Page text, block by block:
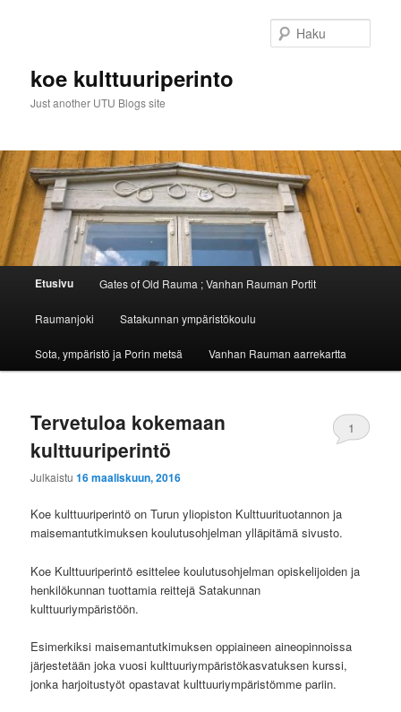
koe kulttuuriperinto
Just another UTU Blogs site
PäävalikkoEtusivu Gates of Old Rauma ; Vanhan Rauman Portit
Raumanjoki Satakunnan ympäristökoulu
Sota, ympäristö ja Porin metsä Vanhan Rauman aarrekartta
Tervetuloa kokemaan
kulttuuriperintö
Julkaistu16 maaliskuun, 2016
1
Koe kulttuuriperintö on Turun yliopiston Kulttuurituotannon ja
maisemantutkimuksen koulutusohjelman ylläpitämä sivusto.
Koe Kulttuuriperintö esittelee koulutusohjelman opiskelijoiden ja
henkilökunnan tuottamia reittejä Satakunnan
kulttuuriympäristöön.
Esimerkiksi maisemantutkimuksen oppiaineen aineopinnoissa
järjestetään joka vuosi kulttuuriympäristökasvatuksen kurssi,
jonka harjoitustyöt opastavat kulttuuriympäristömme pariin.